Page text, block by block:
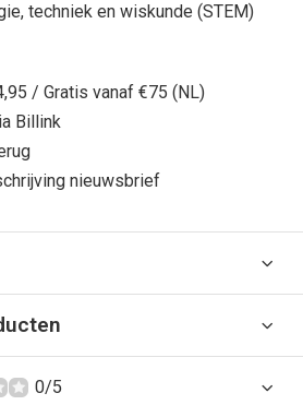
techniek en wiskunde (STEM)
/ Gratis vanaf €75 (NL)
Billink
nieuwsbrief
0/5